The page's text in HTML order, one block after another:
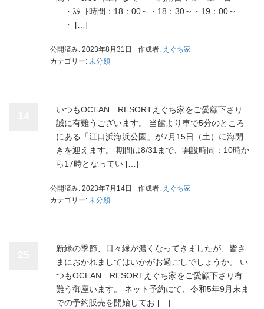
・ｽﾀｰﾄ時間：18：00～・18：30～・19：00～
・ […]
公開済み: 2023年8月31日 作成者: えぐち家
カテゴリー: 未分類
いつもOCEAN RESORTえぐち家をご愛顧下さり
誠に有難うございます。 当館より車で5分のところ
にある「江口浜海浜公園」が7月15日（土）に海開
きを迎えます。 期間は8/31まで、開設時間：10時か
ら17時となってい […]
公開済み: 2023年7月14日 作成者: えぐち家
カテゴリー: 未分類
新緑の季節、日々緑が濃くなってきましたが、皆さ
まにおかれましてはいかがお過ごしでしょうか。 い
つもOCEAN RESORTえぐち家をご愛顧下さり有
難う御座います。 ネット予約にて、令和5年9月末ま
での予約販売を開始してお […]